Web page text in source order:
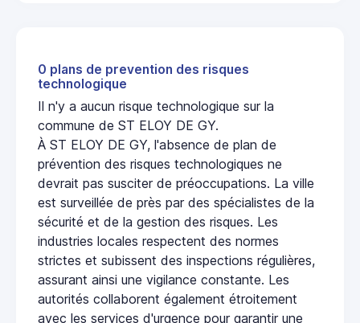
0 plans de prevention des risques
technologique
Il n'y a aucun risque technologique sur la
commune de ST ELOY DE GY.
À ST ELOY DE GY, l'absence de plan de
prévention des risques technologiques ne
devrait pas susciter de préoccupations. La ville
est surveillée de près par des spécialistes de la
sécurité et de la gestion des risques. Les
industries locales respectent des normes
strictes et subissent des inspections régulières,
assurant ainsi une vigilance constante. Les
autorités collaborent également étroitement
avec les services d'urgence pour garantir une